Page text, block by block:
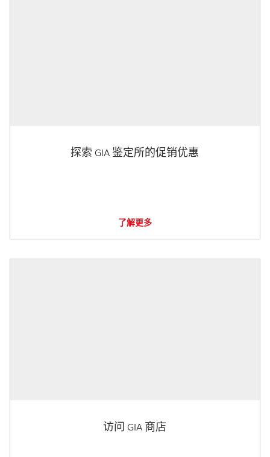
探索 GIA 鉴定所的促销优惠
了解更多
访问 GIA 商店